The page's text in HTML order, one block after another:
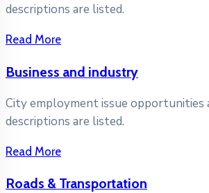
descriptions are listed.
Read More
Business and industry
City employment issue opportunities
descriptions are listed.
Read More
Roads & Transportation